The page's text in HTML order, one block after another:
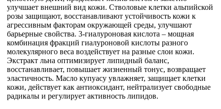
улучшает внешний вид кожи. Стволовые клетки альпийской
розы защищают, восстанавливают устойчивость кожи к
агрессивным факторам окружающей среды, улучшают
барьерные свойства. 3-гиалуроновая кислота – мощная
комбинация фракций гиалуроновой кислоты разного
молекулярного веса воздействует на разные слои кожи.
Экстракт льна оптимизирует липидный баланс,
восстанавливает, повышает жизненный тонус, возвращает
эластичность. Масло купуасу увлажняет, защищает клетки
кожи, действует как антиоксидант, нейтрализует свободные
радикалы и регулирует активность липидов.